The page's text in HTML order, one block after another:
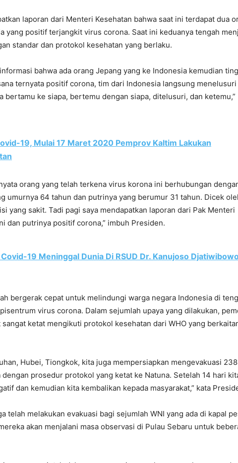
laporan dari Menteri Kesehatan bahwa saat ini terdapat dua
yang positif terjangkit virus corona. Saat ini keduanya tengah
standar dan protokol kesehatan yang berlaku.
bahwa ada orang Jepang yang ke Indonesia kemudian
ternyata positif corona, tim dari Indonesia langsung menelusuri
bertamu ke siapa, bertemu dengan siapa, ditelusuri, dan ketemu,”
19, Mulai 17 Maret 2020 Pemprov Kaltim Lakukan
orang yang telah terkena virus korona ini berhubungan
umurnya 64 tahun dan putrinya yang berumur 31 tahun. Dicek
yang sakit. Tadi pagi saya mendapatkan laporan dari Pak Menteri
dan putrinya positif corona,” imbuh Presiden.
19 Meninggal Dunia Di RSUD Dr. Kanujoso
bergerak cepat untuk melindungi warga negara Indonesia di
virus corona. Dalam sejumlah upaya yang dilakukan,
ketat mengikuti protokol kesehatan dari WHO yang
Hubei, Tiongkok, kita juga mempersiapkan mengevakuasi
dengan prosedur protokol yang ketat ke Natuna. Setelah 14 hari
dan kemudian kita kembalikan kepada masyarakat,” kata
telah melakukan evakuasi bagi sejumlah WNI yang ada di kapal
akan menjalani masa observasi di Pulau Sebaru untuk